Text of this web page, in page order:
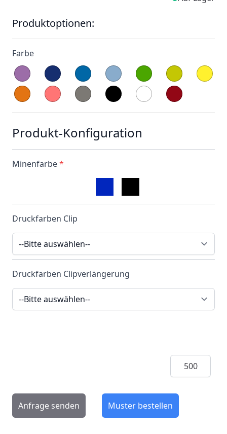
Produktoptionen:
Farbe
Produkt-Konfiguration
Minenfarbe*
Druckfarben Clip
Druckfarben Clipverlängerung
Menge
Anfrage senden Muster bestellen